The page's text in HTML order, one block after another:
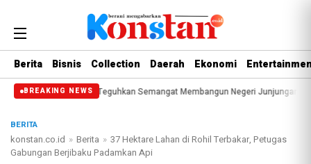
Berita Bisnis Collection Daerah Ekonomi
BREAKING NEWS
DPRD Teguhkan Semangat Membangun Negeri Junjungan
BERITA
konstan.co.id » Berita » 37 Hektare Lahan di Rohil Terbakar, Petugas
Gabungan Berjibaku Padamkan Api